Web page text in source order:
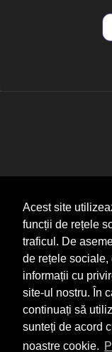
Acest site
funcții de rețele
traficul. De
de rețele
informații cu
site-ul nostru. În
continuați să
sunteți de acord
noastre cookie.